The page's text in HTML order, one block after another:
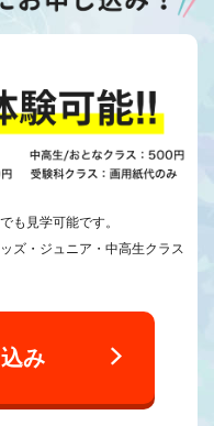
も見学可能です。
ズ・ジュニア・中高生クラス
み